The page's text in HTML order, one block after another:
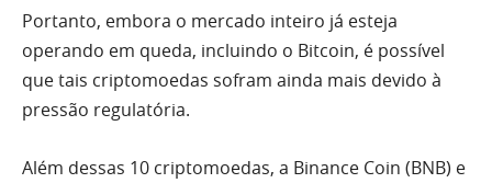
Portanto, embora o mercado inteiro já esteja
operando em queda, incluindo o Bitcoin, é possível
que tais criptomoedas sofram ainda mais devido à
pressão regulatória.
Além dessas 10 criptomoedas, a Binance Coin (BNB) e